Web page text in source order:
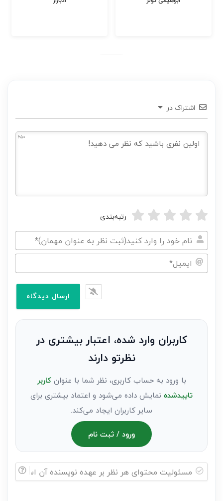
اشتراک در
650
رتبه‌بندی
نام
خود
نظر
کاربران وارد شده، اعتبار بیشتری در
نظرتو دارند
با ورود به حساب کاربری، نظر شما با عنوانکاربر
تاییدشده نمایش داده می‌شود و اعتماد بیشتری برای
سایر کاربران ایجاد می‌کند.
ورود / ثبت نام